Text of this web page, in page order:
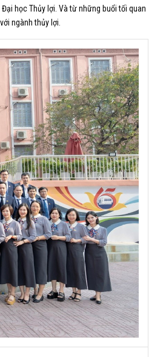
học Thủy lợi. Và từ những buổi tối quan
ngành thủy lợi.